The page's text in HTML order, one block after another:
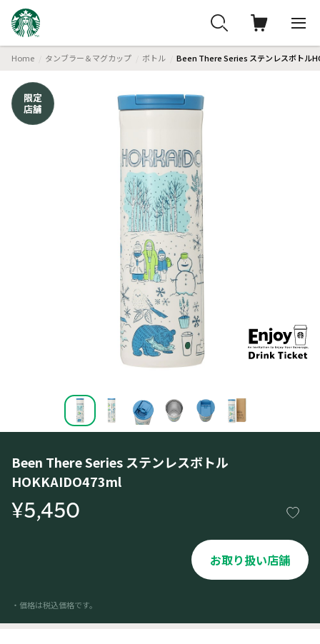
Home タンブラー＆マグカップ ボトル Been There Series ステンレスボトル
限定
店舗
Been There Series ステンレスボトル
HOKKAIDO473ml
¥5,450
お取り扱い店舗
・価格は税込価格です。